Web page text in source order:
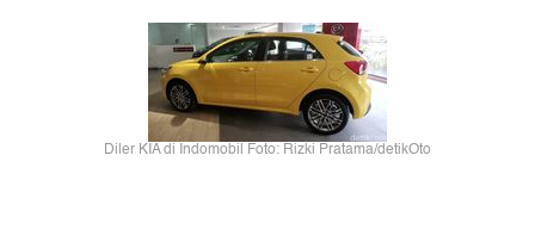
Diler KIA di Indomobil Foto: Rizki Pratama/detikOto